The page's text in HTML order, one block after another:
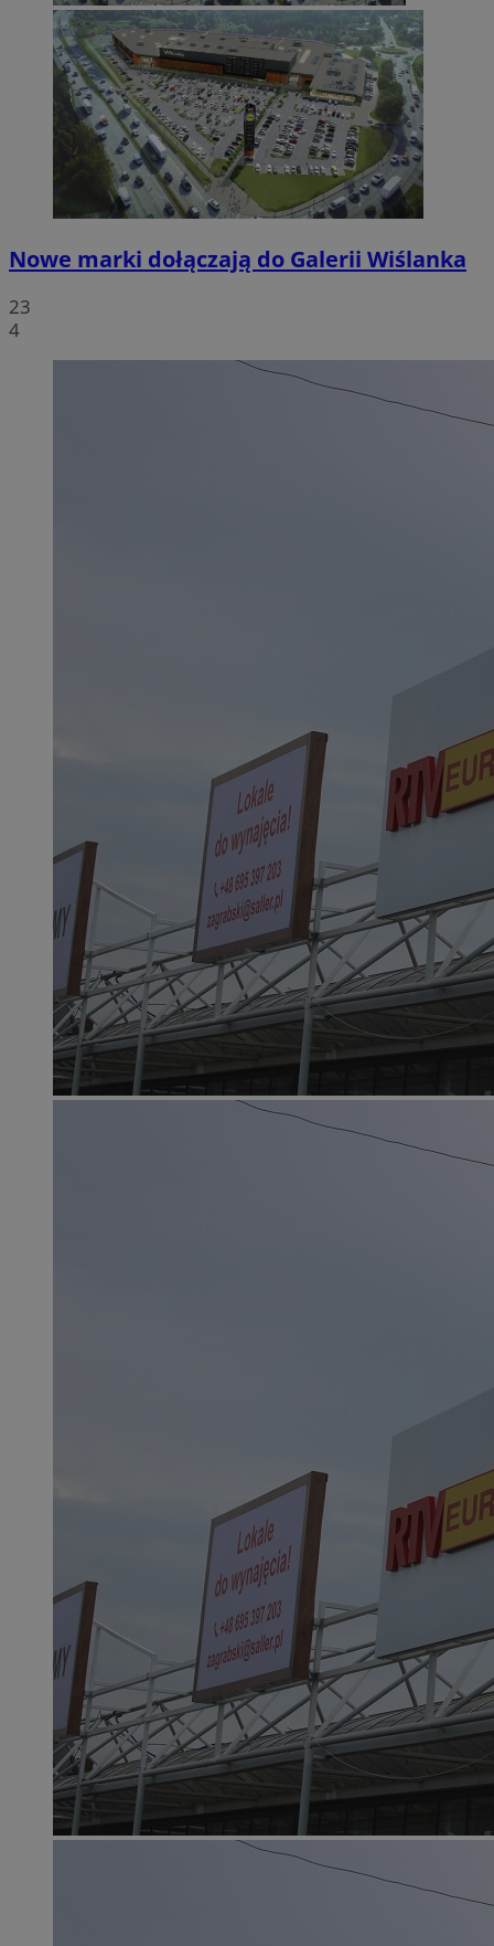
Nowe marki dołączają do Galerii Wiślanka
23
4